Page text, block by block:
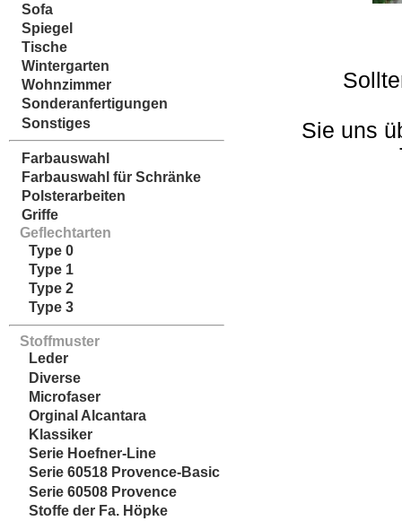
Sofa
Spiegel
Tische
Wintergarten
Wohnzimmer
Sonderanfertigungen
Sonstiges
Farbauswahl
Farbauswahl für Schränke
Polsterarbeiten
Griffe
Geflechtarten
Type 0
Type 1
Type 2
Type 3
Stoffmuster
Leder
Diverse
Microfaser
Orginal Alcantara
Klassiker
Serie Hoefner-Line
Serie 60518 Provence-Basic
Serie 60508 Provence
Stoffe der Fa. Höpke
Sie uns